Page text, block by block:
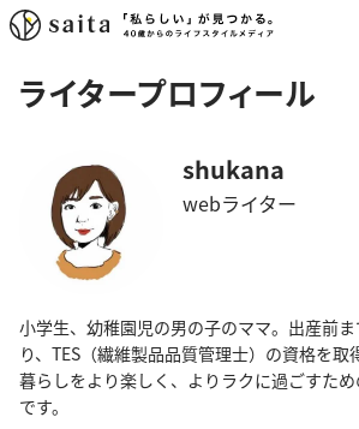
ライタープロフィール
shukana
webライター
小学生、幼稚園児の男の子のママ。出産前
り、TES（繊維製品品質管理士）の資格を取
暮らしをより楽しく、よりラクに過ごすた
です。